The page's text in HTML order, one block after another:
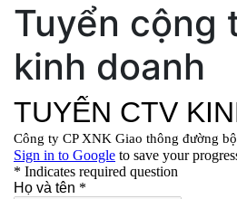
Tuyển cộng
kinh doanh